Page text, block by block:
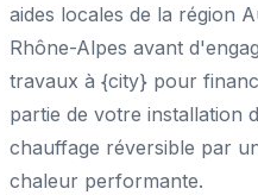
aides locales de la région
Rhône-Alpes avant
travaux à {city} pour
partie de votre installation
chauffage réversible par
chaleur performante.